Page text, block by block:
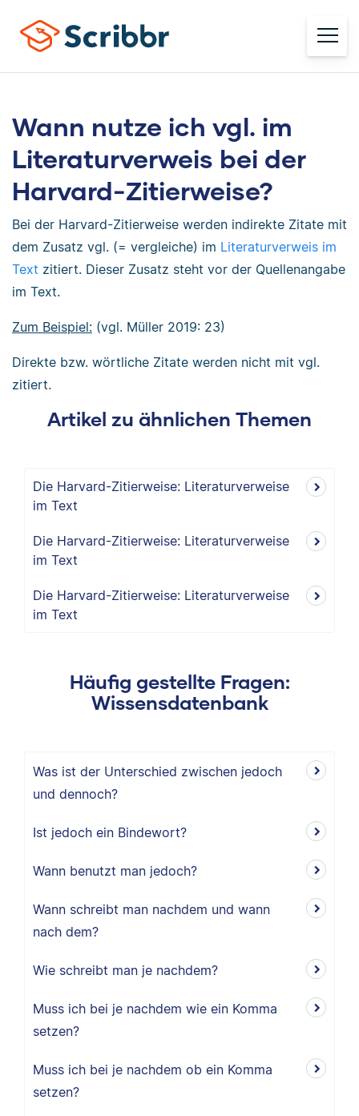
Wann nutze ich vgl. im
Literaturverweis bei der
Harvard-Zitierweise?
Bei der Harvard-Zitierweise werden indirekte Zitate mit
dem Zusatz vgl. (= vergleiche) im Literaturverweis im
Text zitiert. Dieser Zusatz steht vor der Quellenangabe
im Text.
Zum Beispiel: (vgl. Müller 2019: 23)
Direkte bzw. wörtliche Zitate werden nicht mit vgl.
zitiert.
Artikel zu ähnlichen Themen
Die Harvard-Zitierweise: Literaturverweise
im Text
Die Harvard-Zitierweise: Literaturverweise
im Text
Die Harvard-Zitierweise: Literaturverweise
im Text
Häufig gestellte Fragen:
Wissensdatenbank
Was ist der Unterschied zwischen jedoch
und dennoch?
Ist jedoch ein Bindewort?
Wann benutzt man jedoch?
Wann schreibt man nachdem und wann
nach dem?
Wie schreibt man je nachdem?
Muss ich bei je nachdem wie ein Komma
setzen?
Muss ich bei je nachdem ob ein Komma
setzen?